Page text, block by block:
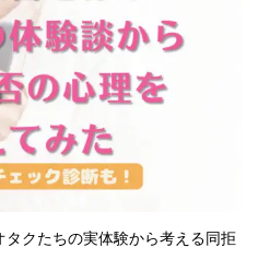
クたちの実体験から考える同拒